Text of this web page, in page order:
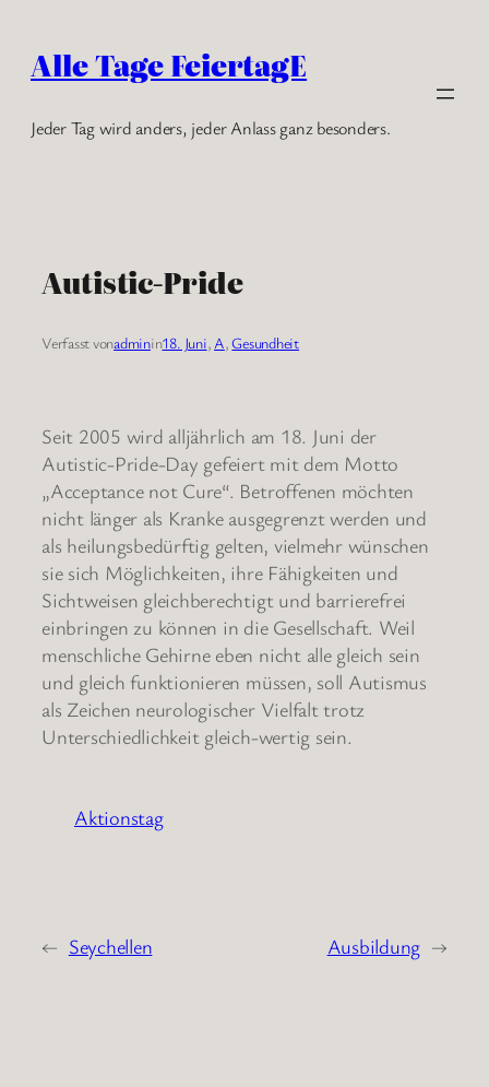
Inhalt
springen
Alle Tage FeiertagE
Jeder Tag wird anders, jeder Anlass ganz besonders.
Autistic-Pride
Verfasst vonadminin18. Juni, A, Gesundheit
Seit 2005 wird alljährlich am 18. Juni der
Autistic-Pride-Day gefeiert mit dem Motto
„Acceptance not Cure“. Betroffenen möchten
nicht länger als Kranke ausgegrenzt werden und
als heilungsbedürftig gelten, vielmehr wünschen
sie sich Möglichkeiten, ihre Fähigkeiten und
Sichtweisen gleichberechtigt und barrierefrei
einbringen zu können in die Gesellschaft. Weil
menschliche Gehirne eben nicht alle gleich sein
und gleich funktionieren müssen, soll Autismus
als Zeichen neurologischer Vielfalt trotz
Unterschiedlichkeit gleich-wertig sein.
Aktionstag
← Seychellen Ausbildung →